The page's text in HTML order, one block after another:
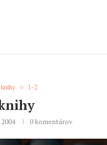
1-2
0 komentárov